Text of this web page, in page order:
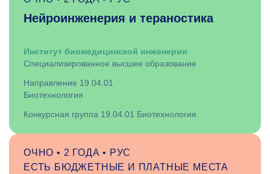
Нейроинженерия и тераностика
Институт биоме­ди­цин­ской инженерии
Специализированное высшее образование
Направление 19.04.01
Биотехнология
Конкурсная группа 19.04.01 Биотехнология
ОЧНО • 2 ГОДА • РУС
ЕСТЬ БЮДЖЕТНЫЕ И ПЛАТНЫЕ МЕСТА